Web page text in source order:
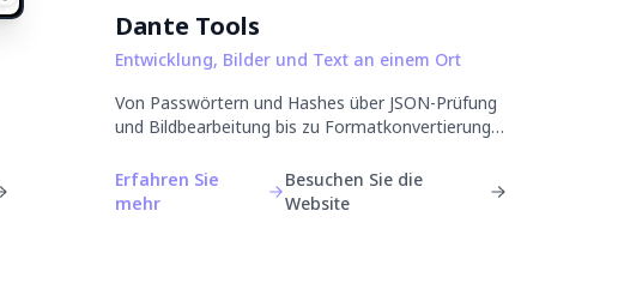
Dante Tools
Entwicklung, Bilder und Text an einem Ort
Von Passwörtern und Hashes über JSON-Prüfung
und Bildbearbeitung bis zu Formatkonvertierung
Tools, ohne Installation und ohne Konto.
Erfahren Sie
mehr
Besuchen Sie die
Website